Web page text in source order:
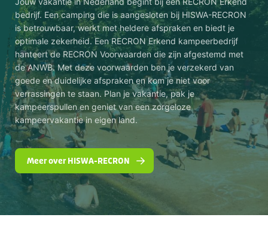
bedrijf. Een camping die is aangesloten bij HISWA-RECRON
is betrouwbaar, werkt met heldere afspraken en biedt je
optimale zekerheid. Een RECRON Erkend kampeerbedrijf
hanteert de RECRON Voorwaarden die zijn afgestemd met
de ANWB. Met deze voorwaarden ben je verzekerd van
goede en duidelijke afspraken en kom je niet voor
verrassingen te staan. Plan je vakantie, pak je
kampeerspullen en geniet van een zorgeloze
kampeervakantie in eigen land.
Meer over HISWA-RECRON